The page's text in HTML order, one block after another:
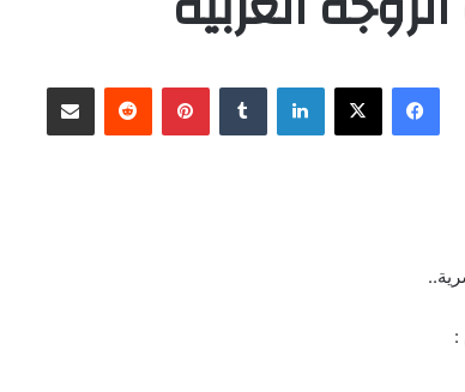
فيسبوك ‫X لينكدإن ‏Tumblr بينتيريست
‏Reddit مشاركة عبر البريد
: